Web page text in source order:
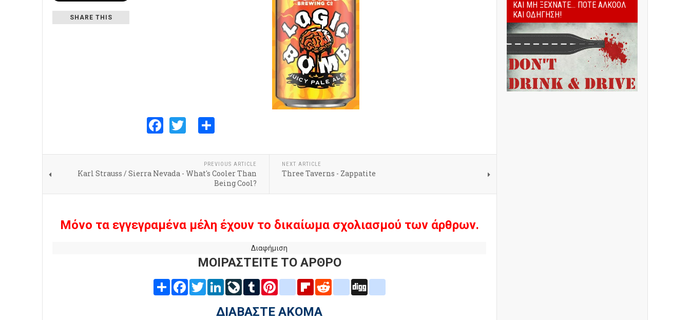
SHARE THIS
Facebook
Twitter
PREVIOUS ARTICLE
Karl Strauss / Sierra Nevada - What's Cooler Than
Being Cool?
NEXT ARTICLE
Three Taverns - Zappatite
Μόνο τα εγγεγραμένα μέλη έχουν το δικαίωμα σχολιασμού των άρθρων.
Διαφήμιση
ΜΟΙΡΑΣΤΕΙΤΕ ΤΟ ΑΡΘΡΟ
Share FacebookTwitterLinkedInLiveJournal
Tumblr Pinterestblogger_post
FlipboardRedditdelicious
ΔΙΑΒΑΣΤΕ ΑΚΟΜΑ
ΚΑΙ ΜΗ ΞΕΧΝΆΤΕ... ΠΟΤΈ ΑΛΚΟΌΛ
ΚΑΙ ΟΔΉΓΗΣΗ!